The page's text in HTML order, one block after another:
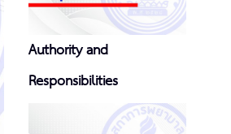
Authority and
Responsibilities